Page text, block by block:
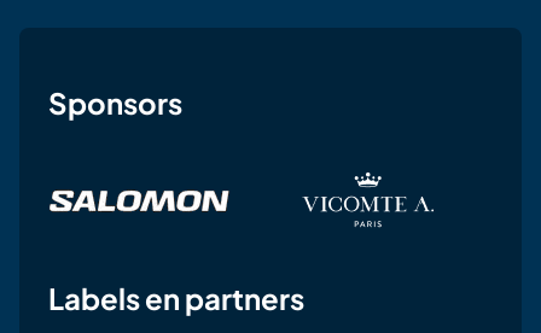
Sponsors
Labels en partners